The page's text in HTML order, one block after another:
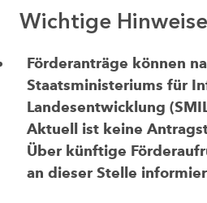
Wichtige Hinweise
Förderanträge können
Staatsministeriums für
Landesentwicklung
Aktuell ist keine
Über künftige
an dieser Stelle